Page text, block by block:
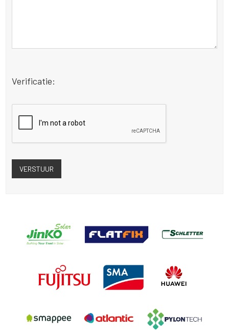
Verificatie: